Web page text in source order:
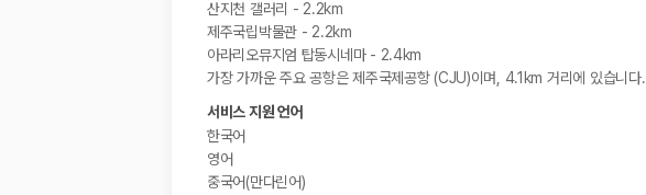
산지천 갤러리 - 2.2km
제주국립박물관 - 2.2km
아라리오뮤지엄 탑동시네마 - 2.4km
가장 가까운 주요 공항은 제주국제공항 (CJU)이며, 4.1km 거리에 있습니다.
서비스 지원 언어
한국어
영어
중국어(만다린어)